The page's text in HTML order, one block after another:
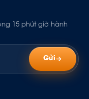
15 phút giờ hành
Gửi